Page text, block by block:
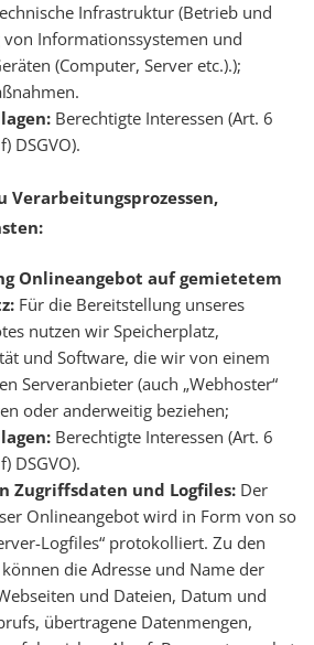
Infrastruktur (Betrieb und
Informationssystemen und
(Computer, Server etc.).);
Berechtigte Interessen (Art. 6
DSGVO).
Verarbeitungsprozessen,
Onlineangebot auf gemietetem
Für die Bereitstellung unseres
nutzen wir Speicherplatz,
und Software, die wir von einem
Serveranbieter (auch „Webhoster“
oder anderweitig beziehen;
Berechtigte Interessen (Art. 6
DSGVO).
Zugriffsdaten und Logfiles: Der
Onlineangebot wird in Form von so
Logfiles“ protokolliert. Zu den
die Adresse und Name der
und Dateien, Datum und
übertragene Datenmengen,